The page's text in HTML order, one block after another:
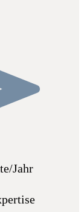
Jahr